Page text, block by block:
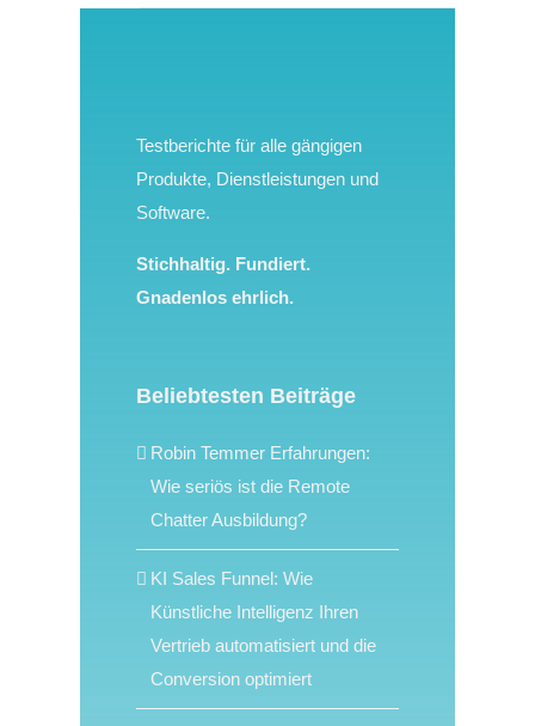
Testberichte für alle gängigen
Produkte, Dienstleistungen und
Software.
Stichhaltig. Fundiert.
Gnadenlos ehrlich.
Beliebtesten Beiträge
Robin Temmer Erfahrungen:
Wie seriös ist die Remote
Chatter Ausbildung?
KI Sales Funnel: Wie
Künstliche Intelligenz Ihren
Vertrieb automatisiert und die
Conversion optimiert